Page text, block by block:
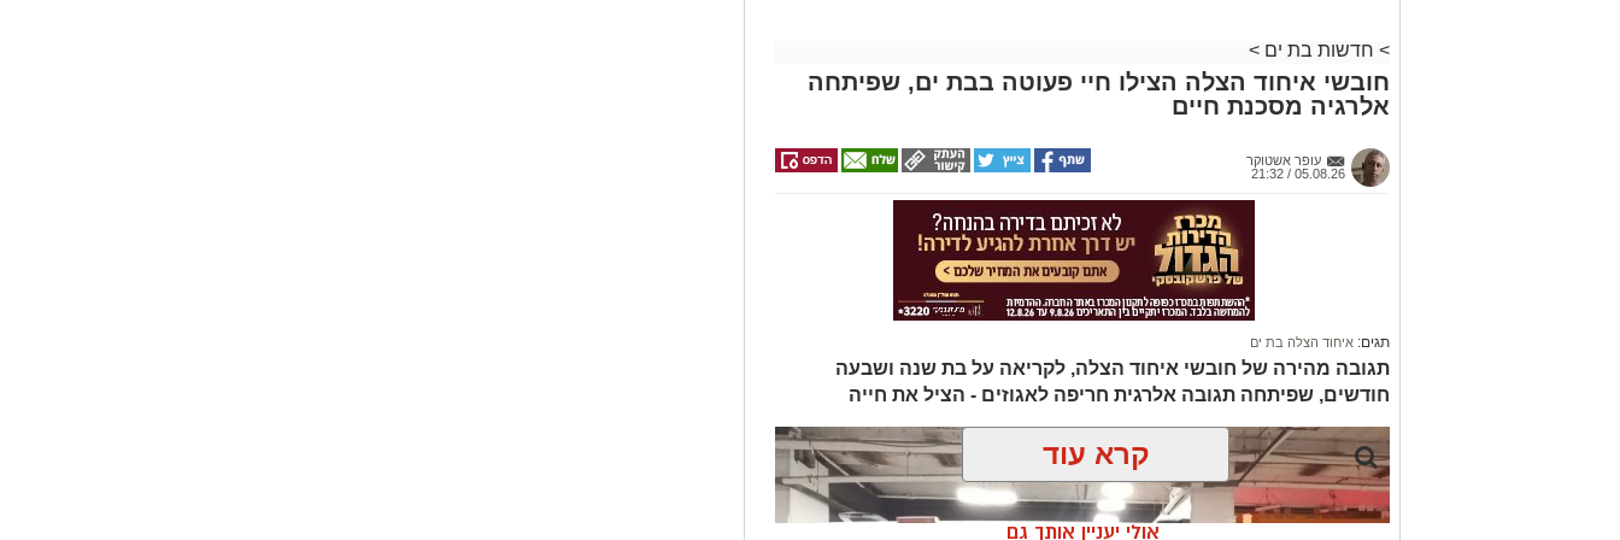
בשירותי התחבורה הציבורית, מדובר בעיקר בהכבדה כלכלית נוספת על הציבור.
בנוסף, צפויה להיכנס לשימוש מערכת דיגיטלית חדשה שתסייע לנהגים להבין
יש לכם מידע חשוב שטרם נחשף? צילומים מאירוע חדשותי? מצאתם טעות
בכתבה? נשמח שתשתפו אותנו
> חדשות בת ים >
חובשי איחוד הצלה הצילו חיי פעוטה בבת ים, שפיתחה
אלרגיה מסכנת חיים
עופר אשטוקר
05.08.26 / 21:32
תגים: איחוד הצלה בת ים
תגובה מהירה של חובשי איחוד הצלה, לקריאה על בת שנה ושבעה
חודשים, שפיתחה תגובה אלרגית חריפה לאגוזים - הציל את חייה
קרא עוד
אולי יעניין אותך גם